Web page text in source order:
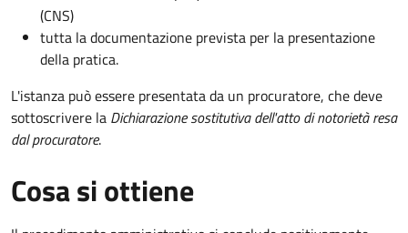
(CNS)
tutta la documentazione prevista per la presentazione
della pratica.
L'istanza può essere presentata da un procuratore, che deve
sottoscrivere la Dichiarazione sostitutiva dell'atto di notorietà resa
dal procuratore.
Cosa si ottiene